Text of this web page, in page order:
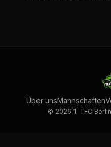
Über unsMannschaften
© 2026 1. TFC